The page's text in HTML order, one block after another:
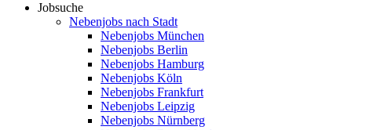
Jobsuche
Nebenjobs nach Stadt
Nebenjobs München
Nebenjobs Berlin
Nebenjobs Hamburg
Nebenjobs Köln
Nebenjobs Frankfurt
Nebenjobs Leipzig
Nebenjobs Nürnberg